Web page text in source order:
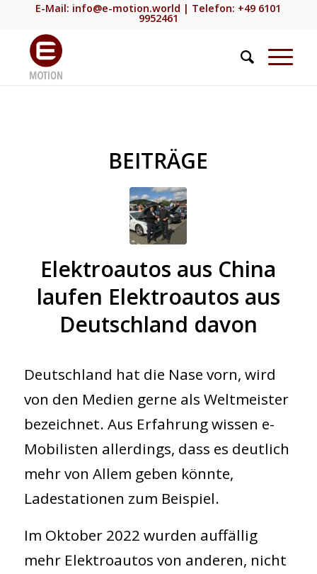
E-Mail: info@e-motion.world | Telefon: +49 6101
9952461
BEITRÄGE
MOTION.world
GmbH
Elektroautos aus China
laufen Elektroautos aus
Deutschland davon
Deutschland hat die Nase vorn, wird
von den Medien gerne als Weltmeister
bezeichnet. Aus Erfahrung wissen e-
Mobilisten allerdings, dass es deutlich
mehr von Allem geben könnte,
Ladestationen zum Beispiel.
Im Oktober 2022 wurden auffällig
mehr Elektroautos von anderen, nicht